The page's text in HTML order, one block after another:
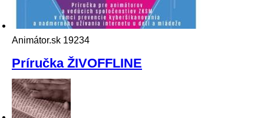
Animátor.sk 19234
Príručka ŽIVOFFLINE